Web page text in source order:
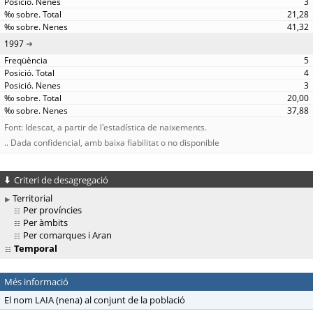
21,28
41,32
1997
5
4
3
20,00
37,88
Font: Idescat, a partir de l'estadística de naixements.
.. Dada confidencial, amb baixa fiabilitat o no disponible
Criteri de desagregació
Territorial
Per províncies
Per àmbits
Per comarques i Aran
Temporal
Més informació
El nom LAIA (nena) al conjunt de la població